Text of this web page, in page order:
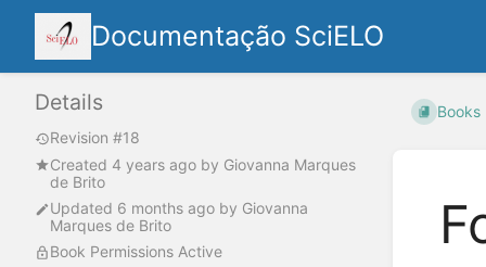
Documentação SciELO
Details
Revision #18
Created 4 years ago by Giovanna Marques
de Brito
Updated 6 months ago by Giovanna
Marques de Brito
Book Permissions Active
Books